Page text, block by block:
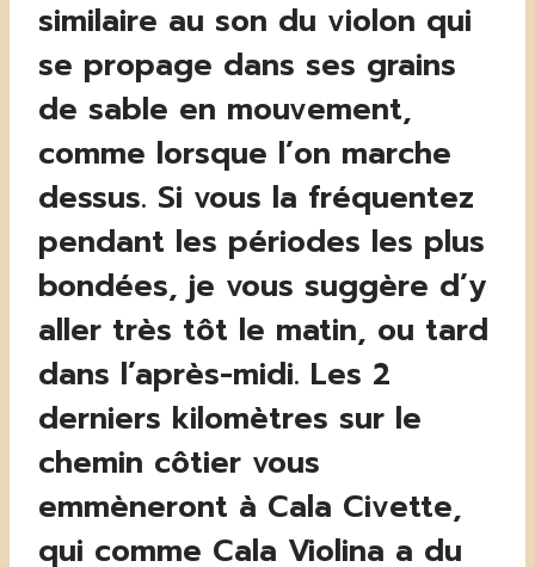
similaire au son du violon qui
se propage dans ses grains
de sable en mouvement,
comme lorsque l’on marche
dessus. Si vous la fréquentez
pendant les périodes les plus
bondées, je vous suggère d’y
aller très tôt le matin, ou tard
dans l’après-midi. Les 2
derniers kilomètres sur le
chemin côtier vous
emmèneront à Cala Civette,
qui comme Cala Violina a du